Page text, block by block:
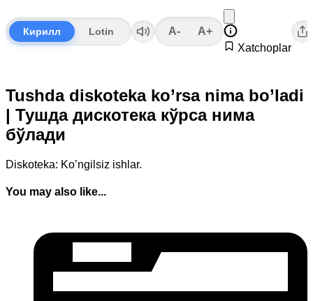
Кирилл Lotin A-
A+
Xatchoplar
Tushda diskoteka ko’rsa nima bo’ladi
| Тушда дискотека кўрса нима
бўлади
Diskoteka: Ko’ngilsiz ishlar.
You may also like...